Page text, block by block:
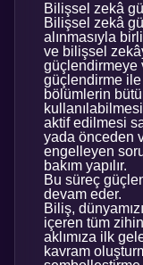
Bilişsel zekâ
Bilişsel zekâ
alınmasıyla
ve bilişsel
güçlendirmeye
güçlendirme
bölümlerin
aktif edilmesi
yada önceden
engelleyen
bakım yapılır.
Bu süreç
devam eder.
Biliş,
içeren tüm
aklımıza ilk
kavram